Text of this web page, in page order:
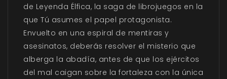
de Leyenda Élfica, la saga de librojuegos en la
que Tú asumes el papel protagonista.
Envuelto en una espiral de mentiras y
asesinatos, deberás resolver el misterio que
alberga la abadía, antes de que los ejércitos
del mal caigan sobre la fortaleza con la única